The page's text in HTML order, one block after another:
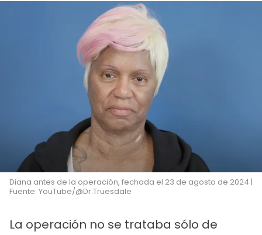
Diana antes de la operación, fechada el 23 de agosto de 2024 |
Fuente: YouTube/@Dr.Truesdale
La operación no se trataba sólo de